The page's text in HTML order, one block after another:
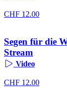
CHF 12.00
Segen für die
Stream
Video
CHF 12.00